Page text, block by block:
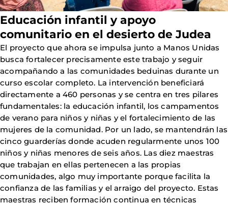
Educación infantil y apoyo
comunitario en el desierto de Judea
El proyecto que ahora se impulsa junto a Manos Unidas
busca fortalecer precisamente este trabajo y seguir
acompañando a las comunidades beduinas durante un
curso escolar completo. La intervención beneficiará
directamente a 460 personas y se centra en tres pilares
fundamentales: la educación infantil, los campamentos
de verano para niños y niñas y el fortalecimiento de las
mujeres de la comunidad. Por un lado, se mantendrán las
cinco guarderías donde acuden regularmente unos 100
niños y niñas menores de seis años. Las diez maestras
que trabajan en ellas pertenecen a las propias
comunidades, algo muy importante porque facilita la
confianza de las familias y el arraigo del proyecto. Estas
maestras reciben formación continua en técnicas